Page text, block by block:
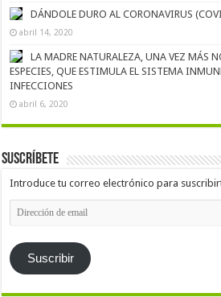
DÁNDOLE DURO AL CORONAVIRUS
abril 14, 2020
LA MADRE NATURALEZA, UNA VEZ MÁS
ESPECIES, QUE ESTIMULA EL SISTEMA
INFECCIONES
abril 6, 2020
Suscríbete
Introduce tu correo electrónico para
Dirección
de
Suscribir